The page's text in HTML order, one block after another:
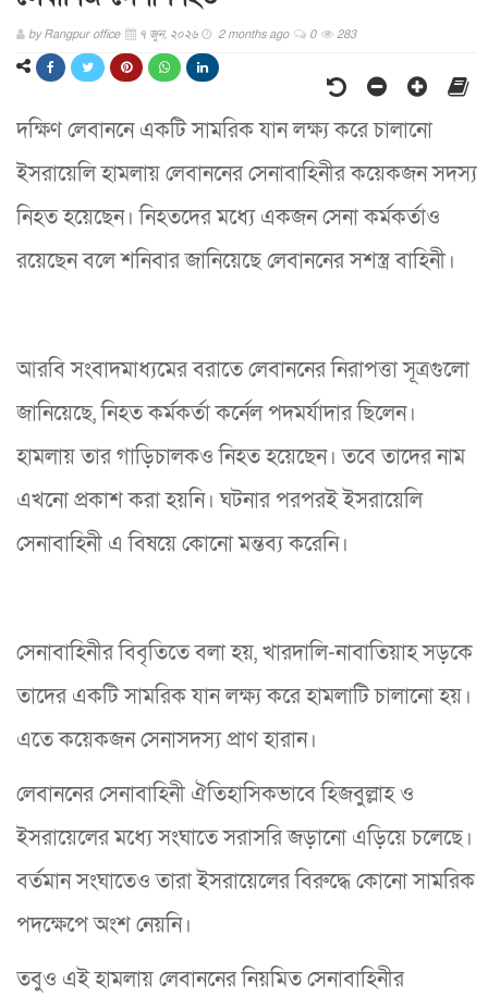
byRangpur office ৭ জুন, ২০২৬ 2 months ago 0 283
দক্ষিণ লেবাননে একটি সামরিক যান লক্ষ্য করে চালানো
ইসরায়েলি হামলায় লেবাননের সেনাবাহিনীর কয়েকজন সদস্য
নিহত হয়েছেন। নিহতদের মধ্যে একজন সেনা কর্মকর্তাও
রয়েছেন বলে শনিবার জানিয়েছে লেবাননের সশস্ত্র বাহিনী।
আরবি সংবাদমাধ্যমের বরাতে লেবাননের নিরাপত্তা সূত্রগুলো
জানিয়েছে, নিহত কর্মকর্তা কর্নেল পদমর্যাদার ছিলেন।
হামলায় তার গাড়িচালকও নিহত হয়েছেন। তবে তাদের নাম
এখনো প্রকাশ করা হয়নি। ঘটনার পরপরই ইসরায়েলি
সেনাবাহিনী এ বিষয়ে কোনো মন্তব্য করেনি।
সেনাবাহিনীর বিবৃতিতে বলা হয়, খারদালি-নাবাতিয়াহ সড়কে
তাদের একটি সামরিক যান লক্ষ্য করে হামলাটি চালানো হয়।
এতে কয়েকজন সেনাসদস্য প্রাণ হারান।
লেবাননের সেনাবাহিনী ঐতিহাসিকভাবে হিজবুল্লাহ ও
ইসরায়েলের মধ্যে সংঘাতে সরাসরি জড়ানো এড়িয়ে চলেছে।
বর্তমান সংঘাতেও তারা ইসরায়েলের বিরুদ্ধে কোনো সামরিক
পদক্ষেপে অংশ নেয়নি।
তবুও এই হামলায় লেবাননের নিয়মিত সেনাবাহিনীর